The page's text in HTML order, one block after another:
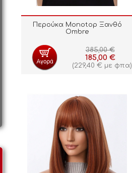
Περούκα Monotop Ξανθό
Ombre
385,00 €
185,00 €
(229,40 € με φπα)